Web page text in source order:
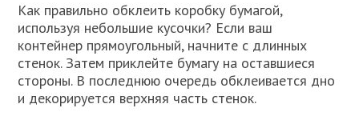
Как правильно обклеить коробку бумагой,
используя небольшие кусочки? Если ваш
контейнер прямоугольный, начните с длинных
стенок. Затем приклейте бумагу на оставшиеся
стороны. В последнюю очередь обклеивается дно
и декорируется верхняя часть стенок.